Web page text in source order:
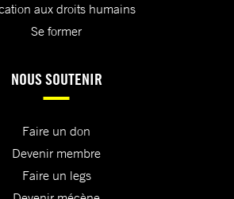
aux droits humains
Se former
NOUS SOUTENIR
Faire un don
Devenir membre
Faire un legs